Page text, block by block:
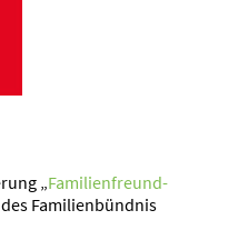
„Famili­en­freund­
des Famili­en­bündnis